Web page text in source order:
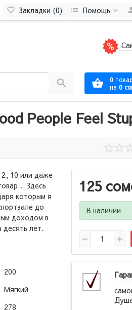
Закладки (0) Помощь
0
на 0
People Feel
125
В наличии
10 или даже
Здесь
которым я
до
доходом в
десять лет.
200
Мягкий
278